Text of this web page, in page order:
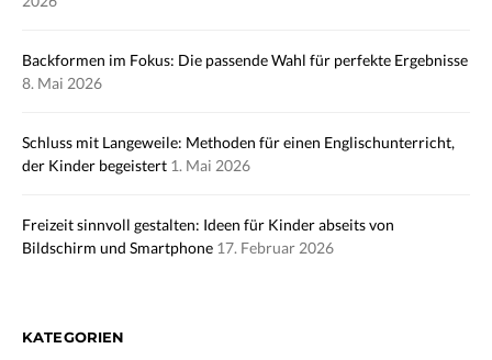
Backformen im Fokus: Die passende Wahl für perfekte Ergebnisse
8. Mai 2026
Schluss mit Langeweile: Methoden für einen Englischunterricht,
der Kinder begeistert 1. Mai 2026
Freizeit sinnvoll gestalten: Ideen für Kinder abseits von
Bildschirm und Smartphone 17. Februar 2026
KATEGORIEN